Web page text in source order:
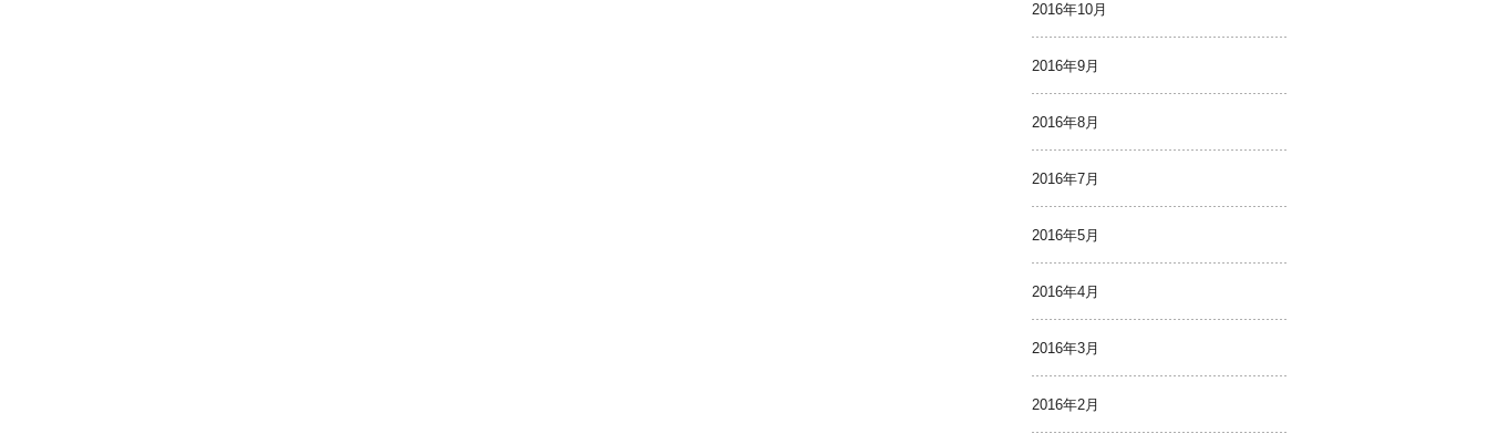
2016年10月
2016年9月
2016年8月
2016年7月
2016年5月
2016年4月
2016年3月
2016年2月